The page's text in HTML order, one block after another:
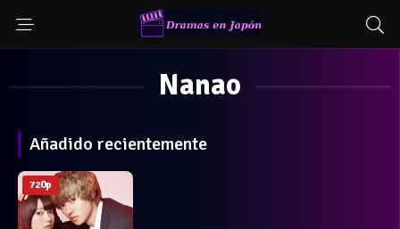
Nanao
Añadido recientemente
720p